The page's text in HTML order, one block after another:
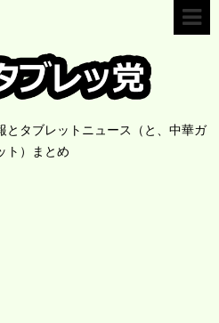
とタブレットニュース（と、中華ガ
ト）まとめ